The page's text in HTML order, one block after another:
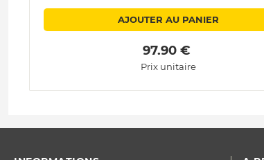
AJOUTER AU PANIER
97.90 €
Prix unitaire